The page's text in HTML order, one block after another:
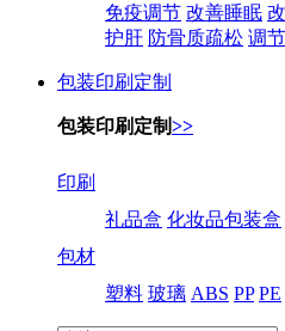
免疫调节 改善睡眠
护肝 防骨质疏松 调
包装印刷定制
包装印刷定制>>
印刷
礼品盒 化妆品包装盒
包材
塑料 玻璃 ABS PP PE